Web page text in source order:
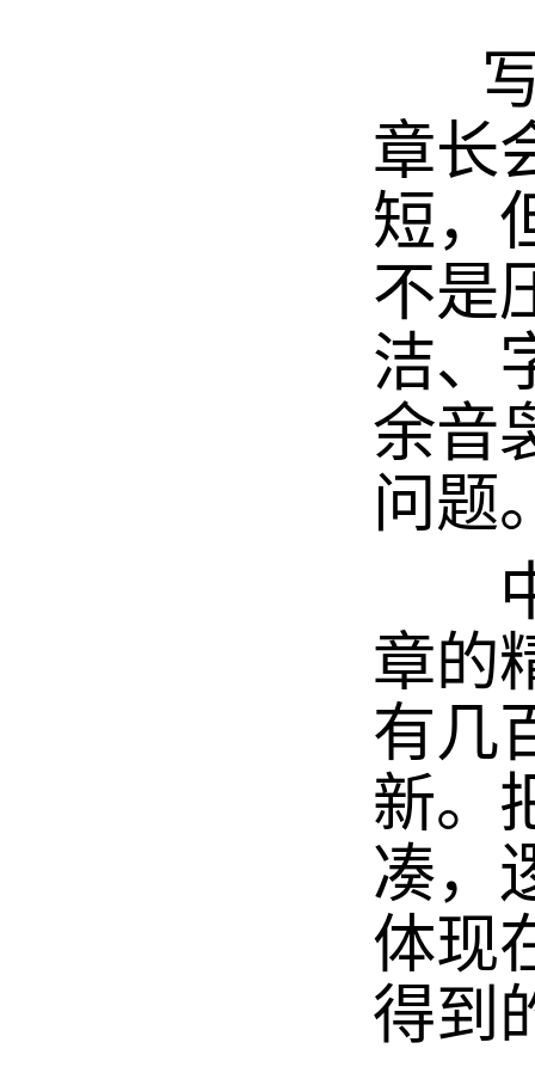
写
章长
短，
不是
洁、
余音
问题
中
章的
有几
新。
凑，
体现
得到